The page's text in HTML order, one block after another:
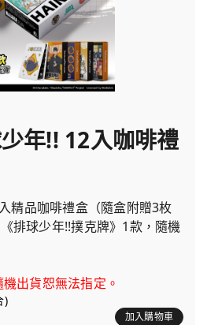
年!! 12入咖啡禮
精品咖啡禮盒（隨盒附贈3枚
排球少年!!撲克牌》1款，隨機
出貨恕無法指定。
)
加入購物車